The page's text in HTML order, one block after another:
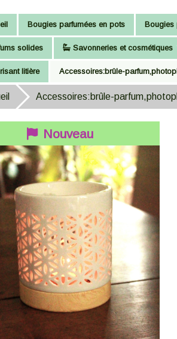
Bougies parfumées en pots Bougies
solides Savonneries et cosmétiques
litière Accessoires:brûle-
Accessoires:brûle-
Nouveau